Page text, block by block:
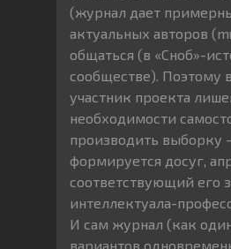
(журнал дает
актуальных авторов
общаться (в «Сноб»-
сообществе). Поэтому
участник проекта
необходимости
производить выборку
формируется досуг,
соответствующий его
интеллектуала-
И сам журнал (как
вариантов